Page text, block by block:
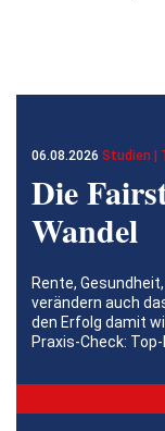
06.08.2026 Studien |
Die
Wandel
Rente,
verändern auch
den Erfolg damit
Praxis-Check: